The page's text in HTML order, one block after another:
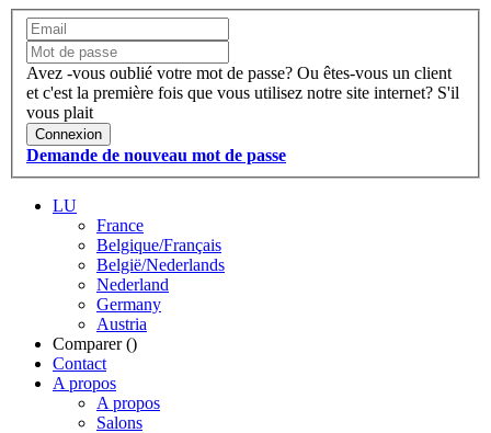
Avez -vous oublié votre mot de passe? Ou êtes-vous un client
et c'est la première fois que vous utilisez notre site internet? S'il
vous plait
Connexion
Demande de nouveau mot de passe
LU
France
Belgique/Français
België/Nederlands
Nederland
Germany
Austria
Comparer ()
Contact
A propos
A propos
Salons